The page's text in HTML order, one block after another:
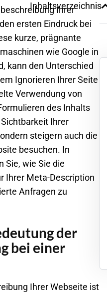
Ihrer
ersten Eindruck bei
kurze, prägnante
wie Google in
kann den Unterschied
Ignorieren Ihrer Seite
Verwendung von
des Inhalts
Ihrer
steigern auch die
besuchen. In
Sie, wie Sie die
Ihrer Meta-Description
Anfragen zu
der
bei einer
IhrerWebseite ist
Inhaltsverzeichnis